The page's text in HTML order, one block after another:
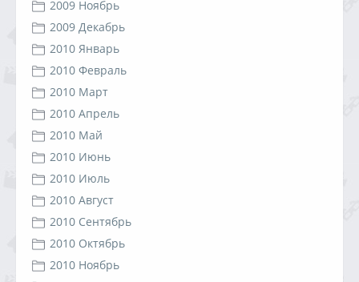
2009 Ноябрь
2009 Декабрь
2010 Январь
2010 Февраль
2010 Март
2010 Апрель
2010 Май
2010 Июнь
2010 Июль
2010 Август
2010 Сентябрь
2010 Октябрь
2010 Ноябрь